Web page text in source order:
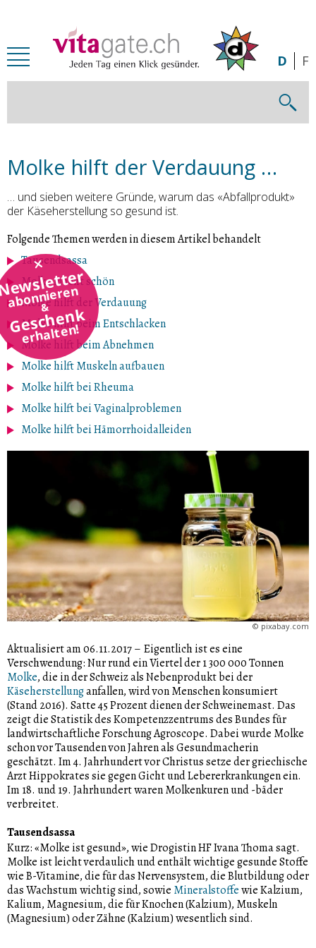
abonnieren
&
Geschenk
erhalten!
D F
Molke hilft der Verdauung …
… und sieben weitere Gründe, warum das «Abfallprodukt»
der Käseherstellung so gesund ist.
Folgende Themen werden in diesem Artikel behandelt
Tausendsassa
Molke macht schön
Molke hilft der Verdauung
Molke hilft beim Entschlacken
Molke hilft beim Abnehmen
Molke hilft Muskeln aufbauen
Molke hilft bei Rheuma
Molke hilft bei Vaginalproblemen
Molke hilft bei Hämorrhoidalleiden
© pixabay.com
Aktualisiert am 06.11.2017– Eigentlich ist es eine
Verschwendung: Nur rund ein Viertel der 1 300 000 Tonnen
Molke, die in der Schweiz als Nebenprodukt bei der
Käseherstellunganfallen, wird von Menschen konsumiert
(Stand 2016). Satte 45 Prozent dienen der Schweinemast. Das
zeigt die Statistik des Kompetenzzentrums des Bundes für
landwirtschaftliche Forschung Agroscope. Dabei wurde Molke
schon vor Tausenden von Jahren als Gesundmacherin
geschätzt. Im 4. Jahrhundert vor Christus setze der griechische
Arzt Hippokrates sie gegen Gicht und Lebererkrankungen ein.
Im 18. und 19. Jahrhundert waren Molkenkuren und -bäder
verbreitet.
Tausendsassa
Kurz: «Molke ist gesund», wie Drogistin HF Ivana Thoma sagt.
Molke ist leicht verdaulich und enthält wichtige gesunde Stoffe
wie B-Vitamine, die für das Nervensystem, die Blutbildung oder
das Wachstum wichtig sind, sowie Mineralstoffewie Kalzium,
Kalium, Magnesium, die für Knochen (Kalzium), Muskeln
(Magnesium) oder Zähne (Kalzium) wesentlich sind.